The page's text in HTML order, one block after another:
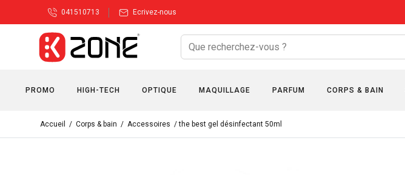
041510713 Ecrivez-nous
PROMO HIGH-TECH OPTIQUE MAQUILLAGE PARFUM CORPS & BAIN
Accueil / Corps & bain / Accessoires / the best gel désinfectant 50ml